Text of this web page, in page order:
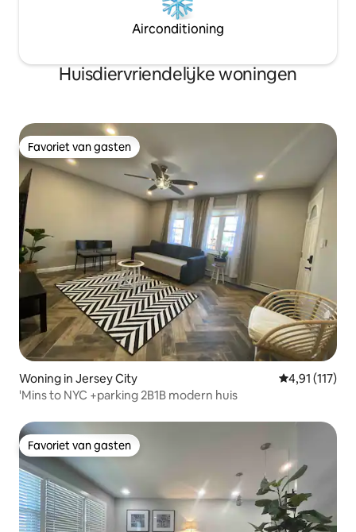
Airconditioning
Huisdiervriendelijke woningen
Favoriet van gasten
Favoriet van gasten
Woning in Jersey City Gemiddelde
4,91 (117)
'Mins to NYC +parking 2B1B modern huis
Favoriet van gasten
Favoriet van gasten